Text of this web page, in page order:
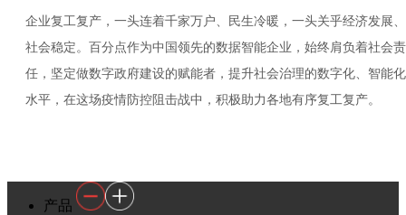
企业复工复产，一头连着千家万户、民生冷暖，一头关乎经济发展、
社会稳定。百分点作为中国领先的数据智能企业，始终肩负着社会责
任，坚定做数字政府建设的赋能者，提升社会治理的数字化、智能化
水平，在这场疫情防控阻击战中，积极助力各地有序复工复产。
产品